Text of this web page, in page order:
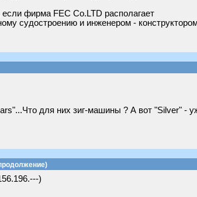
фирма FEC Co.LTD располагает
судостроению и инженером -
для них зиг-машины ? А вот "Silver" -
)